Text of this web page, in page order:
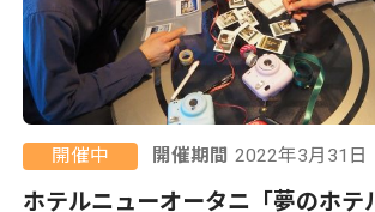
開催中 開催期間 2022年3月31日
ホテルニューオータニ「夢のホテ